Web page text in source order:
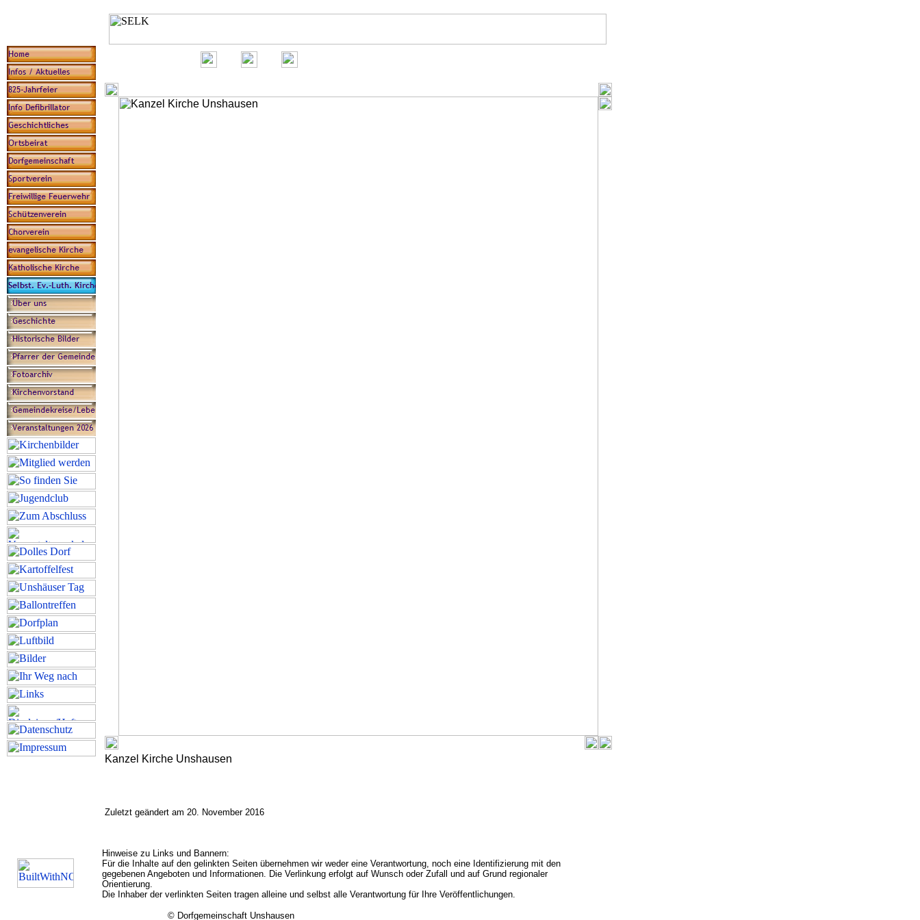
Kanzel Kirche Unshausen
Zuletzt geändert am 20. November 2016
Hinweise zu Links und Bannern:
Für die Inhalte auf den gelinkten Seiten übernehmen wir weder eine Verantwortung, noch eine Identifizierung mit den
gegebenen Angeboten und Informationen. Die Verlinkung erfolgt auf Wunsch oder Zufall und auf Grund regionaler
Orientierung.
Die Inhaber der verlinkten Seiten tragen alleine und selbst alle Verantwortung für Ihre Veröffentlichungen.
© Dorfgemeinschaft Unshausen